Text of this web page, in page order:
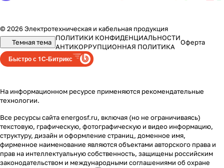
© 2026 Электротехническая и кабельная продукция
Темная тема
ПОЛИТИКИ КОНФИДЕНЦИАЛЬНОСТИ
АНТИКОРРУПЦИОННАЯ ПОЛИТИКА
Оферта
Быстро с 1С-Битрикс
На информационном ресурсе применяются рекомендательные
технологии.
Все ресурсы сайта energosf.ru, включая (но не ограничиваясь)
текстовую, графическую, фотографическую и видео информацию,
структуру, дизайн и оформление страниц, доменное имя,
фирменное наименование являются объектами авторского права и
прав на интеллектуальную собственность, защищены российским
законодательством и международными соглашениями об охране